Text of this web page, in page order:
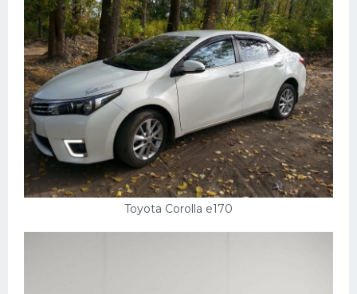
Toyota Corolla e170